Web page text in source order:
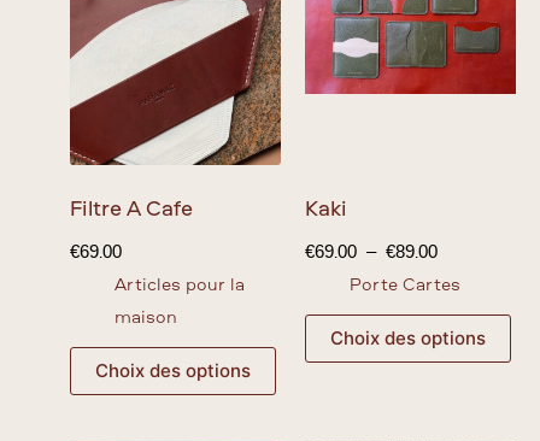
Filtre À Café
€69.00
Articles pour la
maison
Choix des options
Kaki
€69.00 – €89.00
Porte Cartes
Choix des options